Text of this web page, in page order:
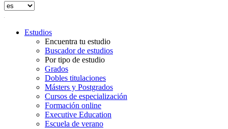
Estudios
Encuentra tu estudio
Buscador de estudios
Por tipo de estudio
Grados
Dobles titulaciones
Másters y Postgrados
Cursos de especialización
Formación online
Executive Education
Escuela de verano